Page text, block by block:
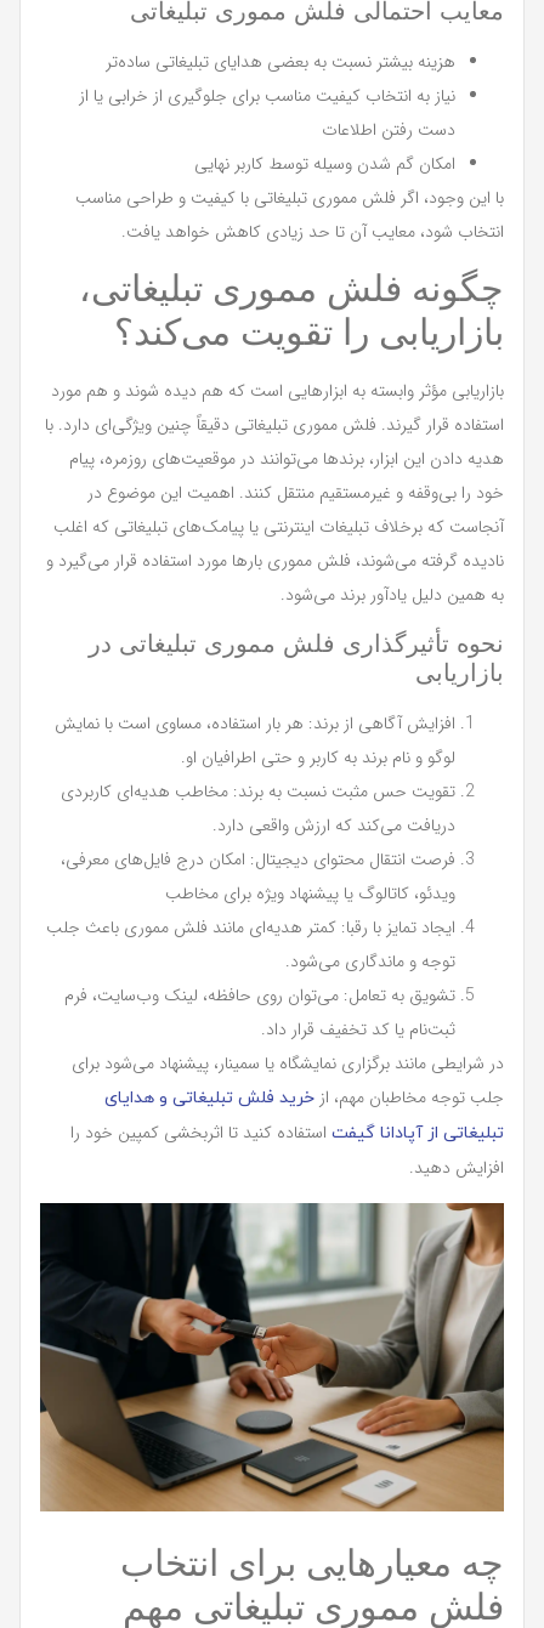
معایب احتمالی فلش مموری تبلیغاتی
هزینه بیشتر نسبت به بعضی هدایای تبلیغاتی ساده‌تر
نیاز به انتخاب کیفیت مناسب برای جلوگیری از خرابی یا از
دست رفتن اطلاعات
امکان گم شدن وسیله توسط کاربر نهایی
با این وجود، اگر فلش مموری تبلیغاتی با کیفیت و طراحی مناسب
انتخاب شود، معایب آن تا حد زیادی کاهش خواهد یافت.
چگونه فلش مموری تبلیغاتی،
بازاریابی را تقویت می‌کند؟
بازاریابی مؤثر وابسته به ابزارهایی است که هم دیده شوند و هم مورد
استفاده قرار گیرند. فلش مموری تبلیغاتی دقیقاً چنین ویژگی‌ای دارد. با
هدیه دادن این ابزار، برندها می‌توانند در موقعیت‌های روزمره، پیام
خود را بی‌وقفه و غیرمستقیم منتقل کنند. اهمیت این موضوع در
آنجاست که برخلاف تبلیغات اینترنتی یا پیامک‌های تبلیغاتی که اغلب
نادیده گرفته می‌شوند، فلش مموری بارها مورد استفاده قرار می‌گیرد و
به همین دلیل یادآور برند می‌شود.
نحوه تأثیرگذاری فلش مموری تبلیغاتی در
بازاریابی
افزایش آگاهی از برند: هر بار استفاده، مساوی است با نمایش
لوگو و نام برند به کاربر و حتی اطرافیان او.
تقویت حس مثبت نسبت به برند: مخاطب هدیه‌ای کاربردی
دریافت می‌کند که ارزش واقعی دارد.
فرصت انتقال محتوای دیجیتال: امکان درج فایل‌های معرفی،
ویدئو، کاتالوگ یا پیشنهاد ویژه برای مخاطب
ایجاد تمایز با رقبا: کمتر هدیه‌ای مانند فلش مموری باعث جلب
توجه و ماندگاری می‌شود.
تشویق به تعامل: می‌توان روی حافظه، لینک وب‌سایت، فرم
ثبت‌نام یا کد تخفیف قرار داد.
در شرایطی مانند برگزاری نمایشگاه یا سمینار، پیشنهاد می‌شود برای
جلب توجه مخاطبان مهم، از خرید فلش تبلیغاتی و هدایای
تبلیغاتی از آپادانا گیفت استفاده کنید تا اثربخشی کمپین خود را
افزایش دهید.
چه معیارهایی برای انتخاب
فلش مموری تبلیغاتی مهم